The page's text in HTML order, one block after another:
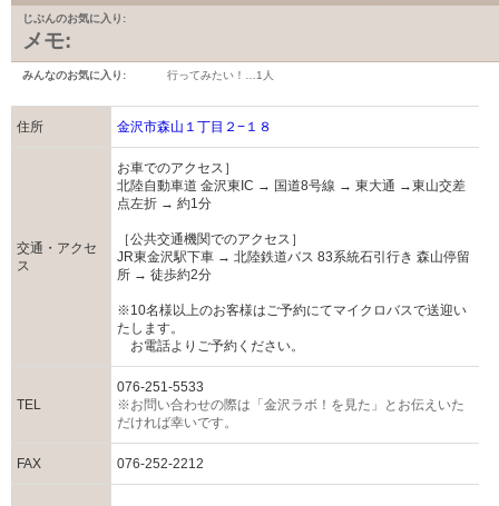
じぶんのお気に入り:
メモ:
みんなのお気に入り: 行ってみたい！… 1人
住所 金沢市森山１丁目２−１８
交通・アクセ
ス
お車でのアクセス］
北陸自動車道 金沢東IC → 国道8号線 → 東大通 →東山交差
点左折 → 約1分
［公共交通機関でのアクセス］
JR東金沢駅下車 → 北陸鉄道バス 83系統石引行き 森山停留
所 → 徒歩約2分
※10名様以上のお客様はご予約にてマイクロバスで送迎い
たします。
お電話よりご予約ください。
TEL
076-251-5533
※お問い合わせの際は「金沢ラボ！を見た」とお伝えいた
だければ幸いです。
FAX 076-252-2212